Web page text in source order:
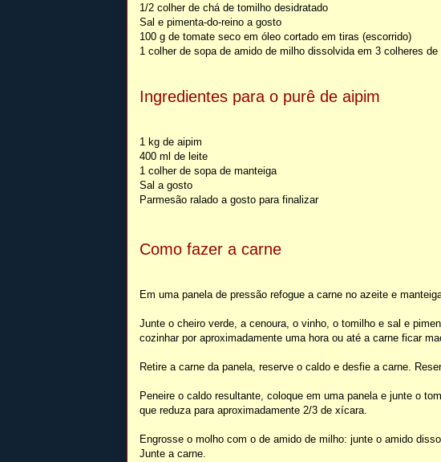
1/2 colher de chá de tomilho desidratado
Sal e pimenta-do-reino a gosto
100 g de tomate seco em óleo cortado em tiras (escorrido)
1 colher de sopa de amido de milho dissolvida em 3 colheres de
Ingredientes para o purê de aipim
1 kg de aipim
400 ml de leite
1 colher de sopa de manteiga
Sal a gosto
Parmesão ralado a gosto para finalizar
Como fazer a carne
Em uma panela de pressão refogue a carne no azeite e
Junte o cheiro verde, a cenoura, o vinho, o tomilho e sal e
cozinhar por aproximadamente uma hora ou até a carne ficar
Retire a carne da panela, reserve o caldo e desfie a carne.
Peneire o caldo resultante, coloque em uma panela e junte o
que reduza para aproximadamente 2/3 de xícara.
Engrosse o molho com o de amido de milho: junte o amido
Junte a carne.